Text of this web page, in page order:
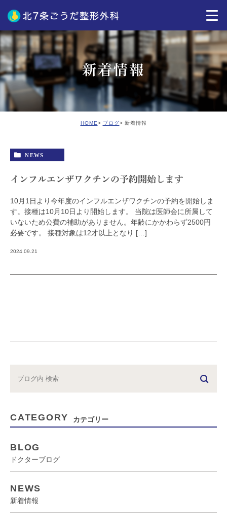
新着情報
HOME ブログ 新着情報
NEWS
インフルエンザワクチンの予約開始します
10月1日より今年度のインフルエンザワクチンの予約を開始しま
す。接種は10月10日より開始します。 当院は医師会に所属して
いないため公費の補助がありません。年齢にかかわらず2500円
必要です。 接種対象は12才以上となり […]
2024.09.21
CATEGORY カテゴリー
BLOG
ドクターブログ
NEWS
新着情報